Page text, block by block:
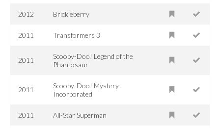
2012 Brickleberry
2011 Transformers 3
2011
Scooby-Doo! Legend of the
Phantosaur
2011
Scooby-Doo! Mystery
Incorporated
2011 All-Star Superman